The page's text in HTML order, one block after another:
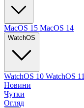
MacOS 15 MacOS 14
WatchOS
WatchOS 10 WatchOS 11
Новини
Чутки
Огляд